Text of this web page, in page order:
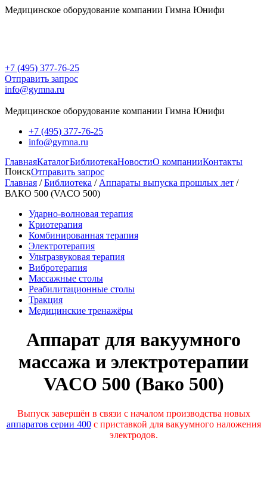
Медицинское оборудование компании Гимна Юнифи
+7 (495) 377-76-25
Отправить запрос
info@gymna.ru
Медицинское оборудование компании Гимна Юнифи
+7 (495) 377-76-25
info@gymna.ru
ГлавнаяКаталогБиблиотекаНовостиО компанииКонтакты
ПоискОтправить запрос
Главная /Библиотека / Аппараты выпуска прошлых лет /
ВАКО 500 (VACO 500)
Ударно-волновая терапия
Криотерапия
Комбинированная терапия
Электротерапия
Ультразвуковая терапия
Вибротерапия
Массажные столы
Реабилитационные столы
Тракция
Медицинские тренажёры
Аппарат для вакуумного
массажа и электротерапии
VACO 500 (Вако 500)
Выпуск завершён в связи с началом производства новых
аппаратов серии 400с приставкой для вакуумного наложения
электродов.